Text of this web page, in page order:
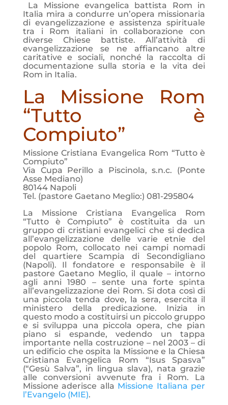
La Missione evangelica battista Rom in
Italia mira a condurre un’opera missionaria
di evangelizzazione e assistenza spirituale
tra i Rom italiani in collaborazione con
diverse Chiese battiste. All’attività di
evangelizzazione se ne affiancano altre
caritative e sociali, nonché la raccolta di
documentazione sulla storia e la vita dei
Rom in Italia.
La Missione Rom
“Tutto è
Compiuto”
Missione Cristiana Evangelica Rom “Tutto è
Compiuto”
Via Cupa Perillo a Piscinola, s.n.c. (Ponte
Asse Mediano)
80144 Napoli
Tel. (pastore Gaetano Meglio:) 081-295804
La Missione Cristiana Evangelica Rom
“Tutto è Compiuto” è costituita da un
gruppo di cristiani evangelici che si dedica
all’evangelizzazione delle varie etnie del
popolo Rom, collocato nei campi nomadi
del quartiere Scampia di Secondigliano
(Napoli). Il fondatore e responsabile è il
pastore Gaetano Meglio, il quale – intorno
agli anni 1980 – sente una forte spinta
all’evangelizzazione dei Rom. Si dota così di
una piccola tenda dove, la sera, esercita il
ministero della predicazione. Inizia in
questo modo a costituirsi un piccolo gruppo
e si sviluppa una piccola opera, che pian
piano si espande, vedendo un tappa
importante nella costruzione – nel 2003 – di
un edificio che ospita la Missione e la Chiesa
Cristiana Evangelica Rom “Isus Spasva”
(“Gesù Salva”, in lingua slava), nata grazie
alle conversioni avvenute fra i Rom. La
Missione aderisce alla Missione Italiana per
l’Evangelo (MIE).